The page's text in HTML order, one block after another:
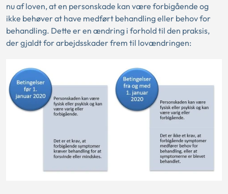
nu af loven, at en personskade kan være forbigående og
ikke behøver at have medført behandling eller behov for
behandling. Dette er en ændring i forhold til den praksis,
der gjaldt for arbejdsskader frem til lovændringen: